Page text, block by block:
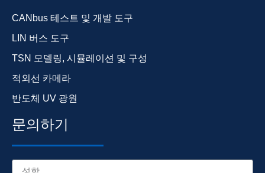
CANbus 테스트 및 개발 도구
LIN 버스 도구
TSN 모델링, 시뮬레이션 및 구성
적외선 카메라
반도체 UV 광원
문의하기